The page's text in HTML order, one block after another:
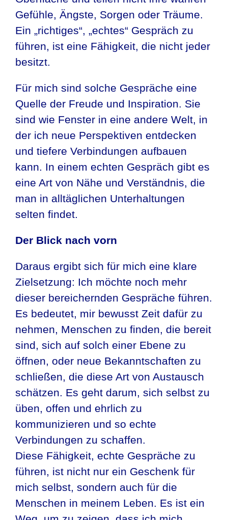
Gefühle, Ängste, Sorgen oder Träume.
Ein „richtiges“, „echtes“ Gespräch zu
führen, ist eine Fähigkeit, die nicht jeder
besitzt.
Für mich sind solche Gespräche eine
Quelle der Freude und Inspiration. Sie
sind wie Fenster in eine andere Welt, in
der ich neue Perspektiven entdecken
und tiefere Verbindungen aufbauen
kann. In einem echten Gespräch gibt es
eine Art von Nähe und Verständnis, die
man in alltäglichen Unterhaltungen
selten findet.
Der Blick nach vorn
Daraus ergibt sich für mich eine klare
Zielsetzung: Ich möchte noch mehr
dieser bereichernden Gespräche führen.
Es bedeutet, mir bewusst Zeit dafür zu
nehmen, Menschen zu finden, die bereit
sind, sich auf solch einer Ebene zu
öffnen, oder neue Bekanntschaften zu
schließen, die diese Art von Austausch
schätzen. Es geht darum, sich selbst zu
üben, offen und ehrlich zu
kommunizieren und so echte
Verbindungen zu schaffen.
Diese Fähigkeit, echte Gespräche zu
führen, ist nicht nur ein Geschenk für
mich selbst, sondern auch für die
Menschen in meinem Leben. Es ist ein